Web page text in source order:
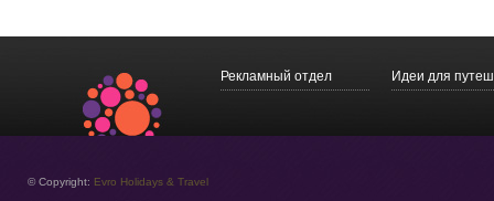
Рекламный отдел Идеи для
© Copyright: Evro Holidays & Travel